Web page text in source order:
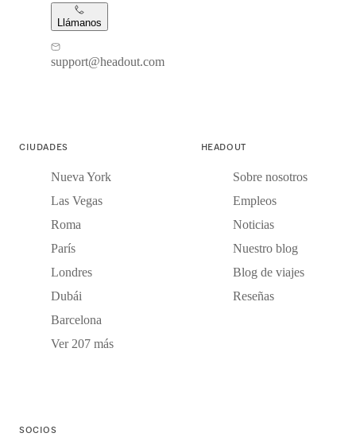
Llámanos
support@headout.com
CIUDADES
Nueva York
Las Vegas
Roma
París
Londres
Dubái
Barcelona
Ver 207 más
HEADOUT
Sobre nosotros
Empleos
Noticias
Nuestro blog
Blog de viajes
Reseñas
SOCIOS